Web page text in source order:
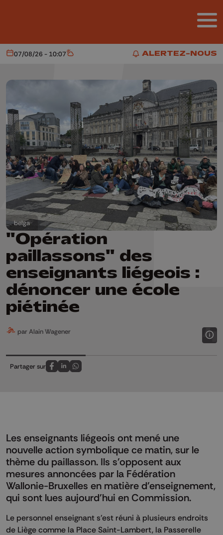
ALERTEZ-NOUS
ALERTEZ-NOUS
Aujourd'hui
07/08/26 - 10:07 Météo
"Opération
paillassons" des
enseignants liégeois :
dénoncer une école
piétinée
par Alain Wagener
Partager sur
Partagez sur FaceBook
Partagez sur LinkedIn
Partagez sur Whatsapp
belga
Les enseignants liégeois ont mené une
nouvelle action symbolique ce matin, sur le
thème du paillasson. Ils s'opposent aux
mesures annoncées par la Fédération
Wallonie-Bruxelles en matière d'enseignement,
qui sont lues aujourd'hui en Commission.
Le personnel enseignant s'est réuni à plusieurs endroits
de Liège comme la Place Saint-Lambert, la Passerelle